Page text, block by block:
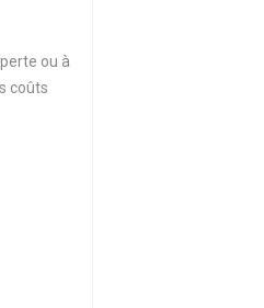
ou à
coûts